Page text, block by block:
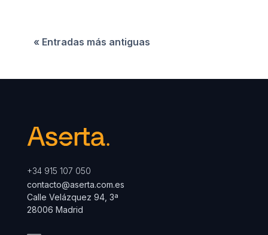
« Entradas más antiguas
+34 915 107 050
contacto@aserta.com.es
Calle Velázquez 94, 3ª
28006 Madrid